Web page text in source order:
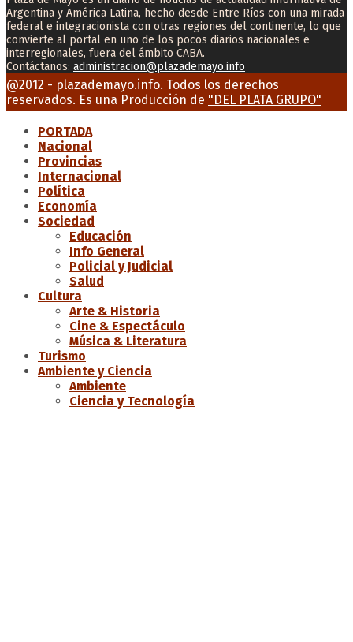
Argentina y América Latina, hecho desde Entre Ríos con una mirada
federal e integracionista con otras regiones del continente, lo que
convierte al portal en uno de los pocos diarios nacionales e
interregionales, fuera del ámbito CABA.
Contáctanos: administracion@plazademayo.info
Facebook
Twitter
Instagram
Youtube
Email
@2012 - plazademayo.info. Todos los derechos
reservados. Es una Producción de "DEL PLATA GRUPO"
PORTADA
Nacional
Provincias
Internacional
Política
Economía
Sociedad
Educación
Info General
Policial y Judicial
Salud
Cultura
Arte & Historia
Cine & Espectáculo
Música & Literatura
Turismo
Ambiente y Ciencia
Ambiente
Ciencia y Tecnología